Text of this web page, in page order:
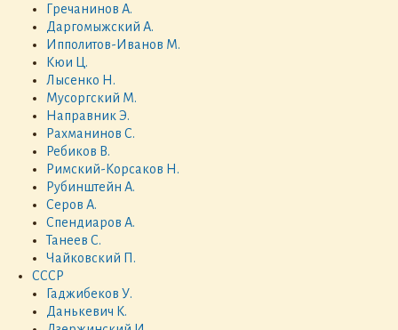
Гречанинов А.
Даргомыжский А.
Ипполитов-Иванов М.
Кюи Ц.
Лысенко Н.
Мусоргский М.
Направник Э.
Рахманинов С.
Ребиков В.
Римский-Корсаков Н.
Рубинштейн А.
Серов А.
Спендиаров А.
Танеев С.
Чайковский П.
СССР
Гаджибеков У.
Данькевич К.